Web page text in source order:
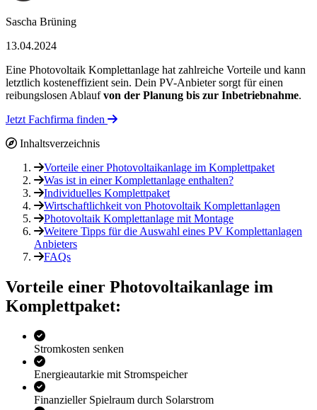
Sascha Brüning
13.04.2024
Eine Photovoltaik Komplettanlage hat zahlreiche Vorteile und kann
letztlich kosteneffizient sein. Dein PV-Anbieter sorgt für einen
reibungslosen Ablaufvon der Planung bis zur Inbetriebnahme.
Jetzt Fachfirma finden
Inhaltsverzeichnis
Vorteile einer Photovoltaikanlage im Komplettpaket
Was ist in einer Komplettanlage enthalten?
Individuelles Komplettpaket
Wirtschaftlichkeit von Photovoltaik Komplettanlagen
Photovoltaik Komplettanlage mit Montage
Weitere Tipps für die Auswahl eines PV Komplettanlagen
Anbieters
FAQs
Vorteile einer Photo­voltaik­anlage im
Komplettpaket:
Stromkosten senken
Energieautarkie mit Stromspeicher
Finanzieller Spielraum durch Solarstrom